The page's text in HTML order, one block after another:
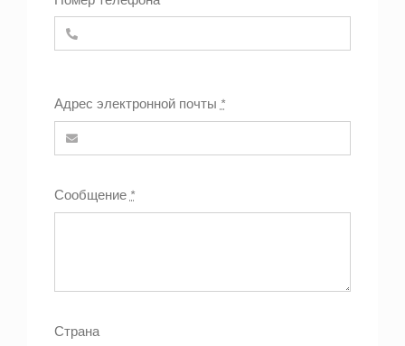
Адрес электронной почты *
Сообщение *
Страна